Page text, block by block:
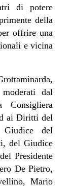
di potere
della
offrire una
e vicina
dal
Consigliera
ai Diritti del
del
del Giudice
Presidente
De Pietro,
Mario